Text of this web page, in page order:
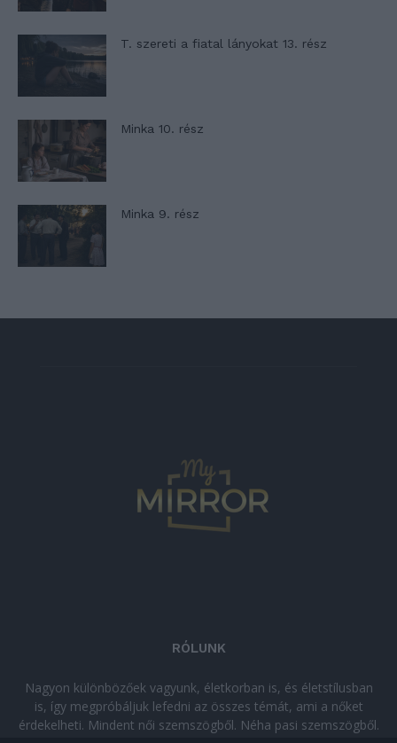
T. szereti a fiatal lányokat 13. rész
Minka 10. rész
Minka 9. rész
RÓLUNK
Nagyon különbözőek vagyunk, életkorban is, és életstílusban
is, így megpróbáljuk lefedni az összes témát, ami a nőket
érdekelheti. Mindent női szemszögből. Néha pasi szemszögből.